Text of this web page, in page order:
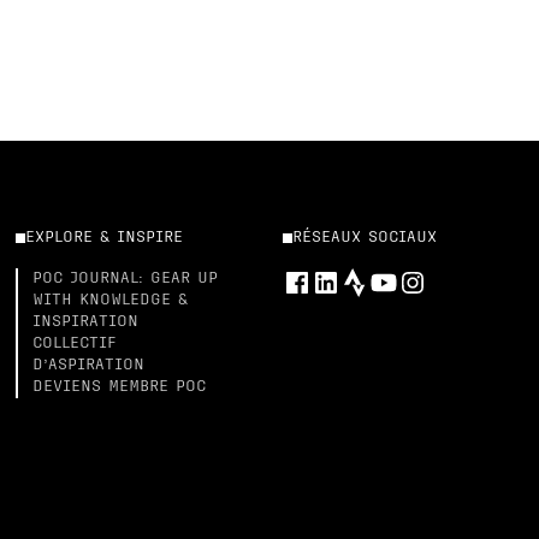
EXPLORE & INSPIRE
POC JOURNAL: GEAR UP
WITH KNOWLEDGE &
INSPIRATION
COLLECTIF
D’ASPIRATION
DEVIENS MEMBRE POC
RÉSEAUX SOCIAUX